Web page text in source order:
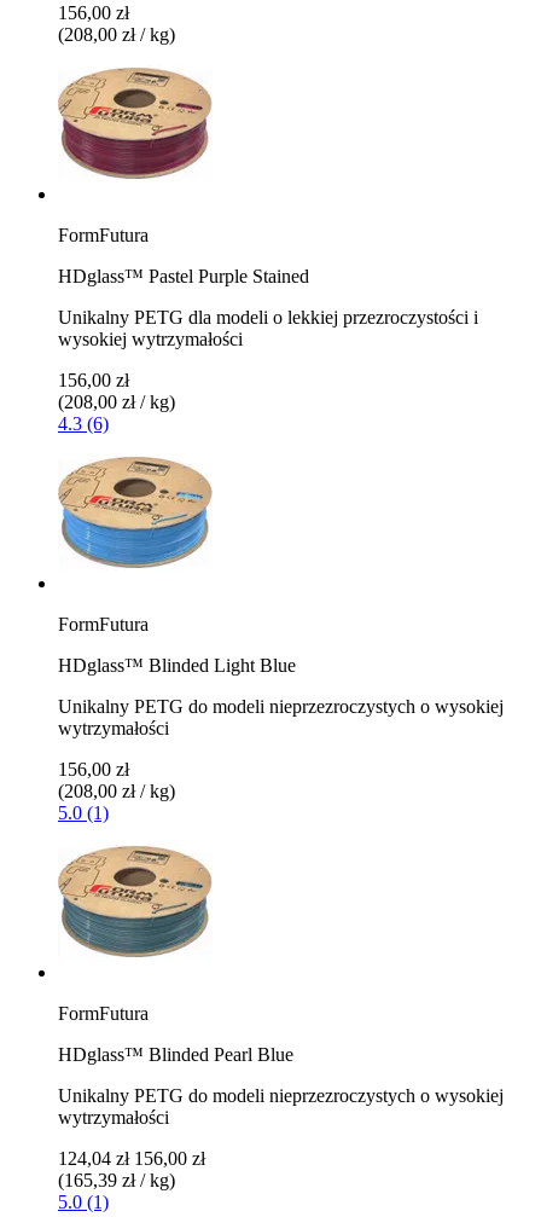
156,00 zł
(208,00 zł / kg)
FormFutura
HDglass™ Pastel Purple Stained
Unikalny PETG dla modeli o lekkiej przezroczystości i
wysokiej wytrzymałości
156,00 zł
(208,00 zł / kg)
4.3 (6)
FormFutura
HDglass™ Blinded Light Blue
Unikalny PETG do modeli nieprzezroczystych o wysokiej
wytrzymałości
156,00 zł
(208,00 zł / kg)
5.0 (1)
FormFutura
HDglass™ Blinded Pearl Blue
Unikalny PETG do modeli nieprzezroczystych o wysokiej
wytrzymałości
124,04 zł 156,00 zł
(165,39 zł / kg)
5.0 (1)